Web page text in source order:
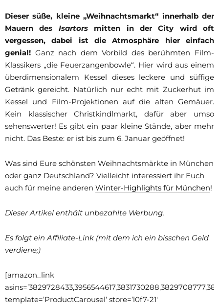
Dieser süße, kleine „Weihnachtsmarkt“ innerhalb der
Mauern des Isartorsmitten in der City wird oft
vergessen, dabei ist die Atmosphäre hier einfach
genial! Ganz nach dem Vorbild des berühmten Film-
Klassikers „die Feuerzangenbowle“. Hier wird aus einem
überdimensionalem Kessel dieses leckere und süffige
Getränk gereicht. Natürlich nur echt mit Zuckerhut im
Kessel und Film-Projektionen auf die alten Gemäuer.
Kein klassischer Christkindlmarkt, dafür aber umso
sehenswerter! Es gibt ein paar kleine Stände, aber mehr
nicht. Das Beste: er ist bis zum 6. Januar geöffnet!
Was sind Eure schönsten Weihnachtsmärkte in München
oder ganz Deutschland? Vielleicht interessiert ihr Euch
auch für meine anderen Winter-Highlights für München!
Dieser Artikel enthält unbezahlte Werbung.
Es folgt ein Affiliate-Link (mit dem ich ein bisschen Geld
verdiene;)
[amazon_link
template=’ProductCarousel‘ store=’l0f7-21′